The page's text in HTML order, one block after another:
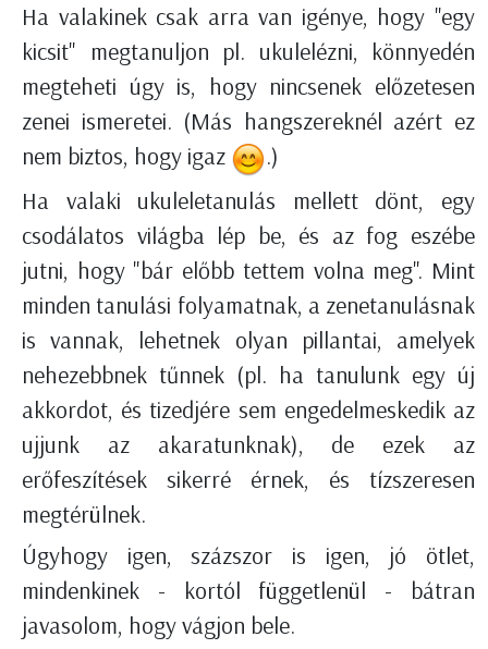
Ha valakinek csak arra van igénye, hogy "egy
kicsit" megtanuljon pl. ukulelézni, könnyedén
megteheti úgy is, hogy nincsenek előzetesen
zenei ismeretei. (Más hangszereknél azért ez
nem biztos, hogy igaz
.)
Ha valaki ukuleletanulás mellett dönt, egy
csodálatos világba lép be, és az fog eszébe
jutni, hogy "bár előbb tettem volna meg". Mint
minden tanulási folyamatnak, a zenetanulásnak
is vannak, lehetnek olyan pillantai, amelyek
nehezebbnek tűnnek (pl. ha tanulunk egy új
akkordot, és tizedjére sem engedelmeskedik az
ujjunk az akaratunknak), de ezek az
erőfeszítések sikerré érnek, és tízszeresen
megtérülnek.
Úgyhogy igen, százszor is igen, jó ötlet,
mindenkinek - kortól függetlenül - bátran
javasolom, hogy vágjon bele.